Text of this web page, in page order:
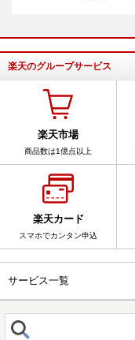
楽天のグループサービス
楽天市場
商品数は1億点以上
楽天カード
スマホでカンタン申込
サービス一覧